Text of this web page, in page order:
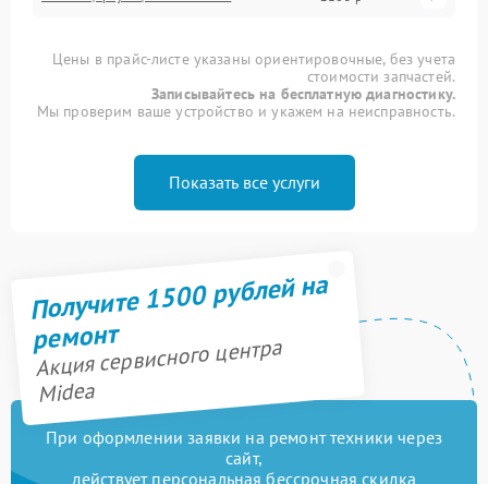
Цены в прайс-листе указаны ориентировочные, без учета
стоимости запчастей.
Записывайтесь на бесплатную диагностику.
Мы проверим ваше устройство и укажем на неисправность.
Показать все услуги
Получите 1500 рублей на
ремонт
Акция сервисного центра
Midea
При оформлении заявки на ремонт техники через
сайт,
действует персональная бессрочная скидка